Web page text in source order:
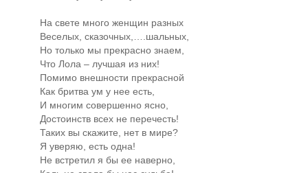
На свете много женщин разных
Веселых, сказочных,….шальных,
Но только мы прекрасно знаем,
Что Лола – лучшая из них!
Помимо внешности прекрасной
Как бритва ум у нее есть,
И многим совершенно ясно,
Достоинств всех не перечесть!
Таких вы скажите, нет в мире?
Я уверяю, есть одна!
Не встретил я бы ее наверно,